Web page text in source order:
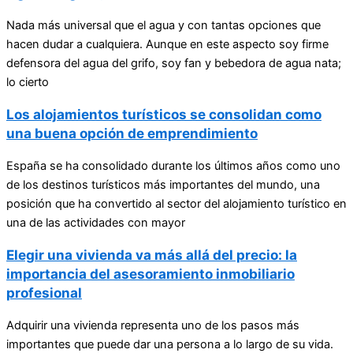
Nada más universal que el agua y con tantas opciones que
hacen dudar a cualquiera. Aunque en este aspecto soy firme
defensora del agua del grifo, soy fan y bebedora de agua nata;
lo cierto
Los alojamientos turísticos se consolidan como
una buena opción de emprendimiento
España se ha consolidado durante los últimos años como uno
de los destinos turísticos más importantes del mundo, una
posición que ha convertido al sector del alojamiento turístico en
una de las actividades con mayor
Elegir una vivienda va más allá del precio: la
importancia del asesoramiento inmobiliario
profesional
Adquirir una vivienda representa uno de los pasos más
importantes que puede dar una persona a lo largo de su vida.